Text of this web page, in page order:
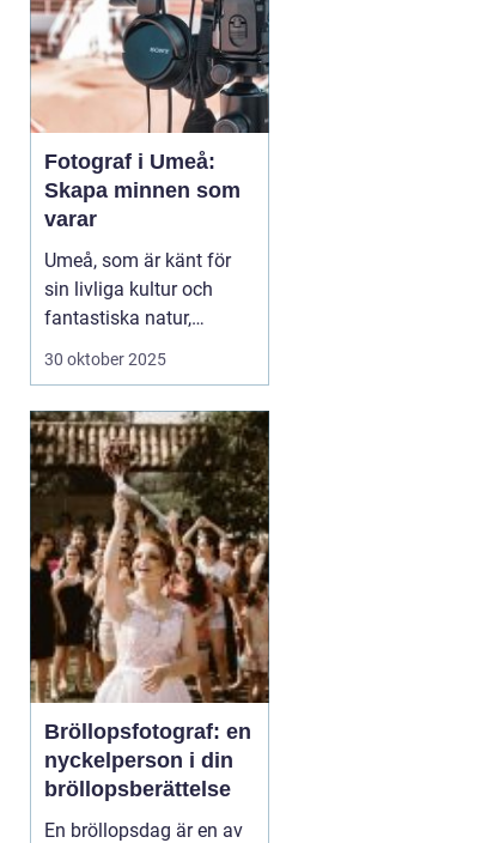
Fotograf i Umeå:
Skapa minnen som
varar
Umeå, som är känt för
sin livliga kultur och
fantastiska natur,
erbjuder många tillfällen
staden för att utforska
dess kulturella
evenemang eller de
vackra norrlands...
30 oktober 2025
Bröllopsfotograf: en
nyckelperson i din
bröllopsberättelse
En bröllopsdag är en av